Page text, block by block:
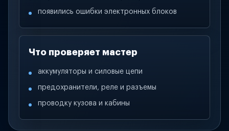
появились ошибки электронных блоков
Что проверяет мастер
аккумуляторы и силовые цепи
предохранители, реле и разъемы
проводку кузова и кабины